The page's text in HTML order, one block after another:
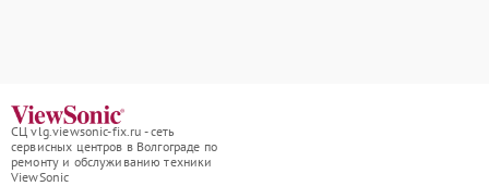
СЦ vlg.viewsonic-fix.ru - сеть
сервисных центров в Волгограде по
ремонту и обслуживанию техники
ViewSonic